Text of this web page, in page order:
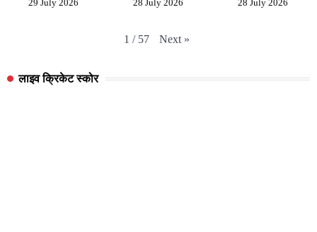
29 July 2026 28 July 2026 28 July 2026
1 / 57 Next »
लाइव क्रिकेट स्कोर